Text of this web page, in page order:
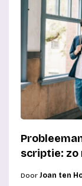
scriptie: zo
Door Joan ten